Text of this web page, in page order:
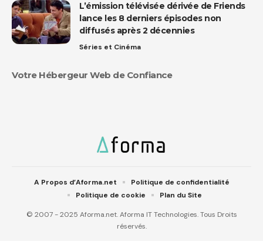
L’émission télévisée dérivée de Friends
lance les 8 derniers épisodes non
diffusés après 2 décennies
Séries et Cinéma
Votre Hébergeur Web de Confiance
© 2007 - 2025 Aforma.net. Aforma IT Technologies. Tous Droits
réservés.
A Propos d’Aforma.net
Politique de confidentialité
Politique de cookie
Plan du Site